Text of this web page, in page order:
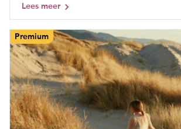
Lees meer
Premium